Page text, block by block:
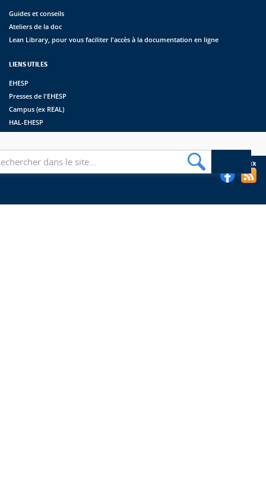
Guides et conseils
Ateliers de la doc
Lean Library, pour vous faciliter l'accès à la documentation en ligne
LIENS UTILES
EHESP
Presses de l'EHESP
Campus (ex REAL)
HAL-EHESP
Suivez les bibliothèques de l'EHESP sur les réseaux sociaux